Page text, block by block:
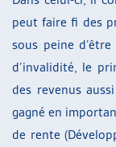
peut faire fi des
sous peine
d’invalidité, le
des revenus
gagné en
de rente